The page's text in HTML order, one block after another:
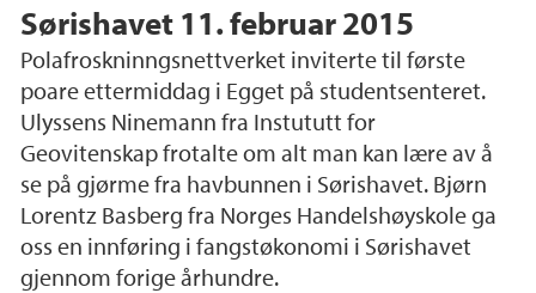
Sørishavet 11. februar 2015
Polafroskninngsnettverket inviterte til første
poare ettermiddag i Egget på studentsenteret.
Ulyssens Ninemann fra Instututt for
Geovitenskap frotalte om alt man kan lære av å
se på gjørme fra havbunnen i Sørishavet. Bjørn
Lorentz Basberg fra Norges Handelshøyskole ga
oss en innføring i fangstøkonomi i Sørishavet
gjennom forige århundre.